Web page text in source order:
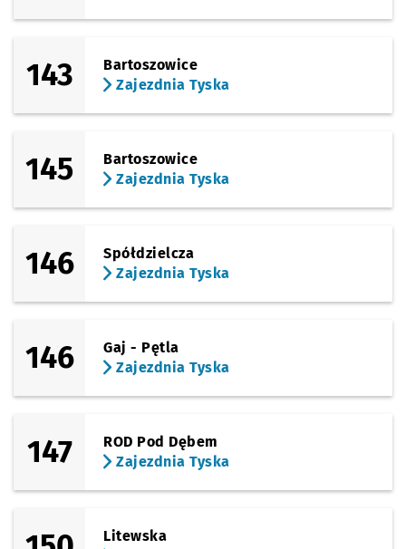
143
Bartoszowice
Zajezdnia Tyska
145
Bartoszowice
Zajezdnia Tyska
146
Spółdzielcza
Zajezdnia Tyska
146
Gaj - Pętla
Zajezdnia Tyska
147
ROD Pod Dębem
Zajezdnia Tyska
Litewska